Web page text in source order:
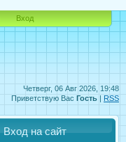
Четверг, 06 Авг 2026, 19:48
Приветствую Вас Гость | RSS
Вход
Вход на сайт